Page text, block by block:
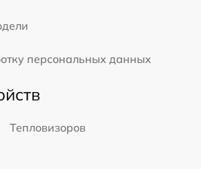
персональных данных
Тепловизоров